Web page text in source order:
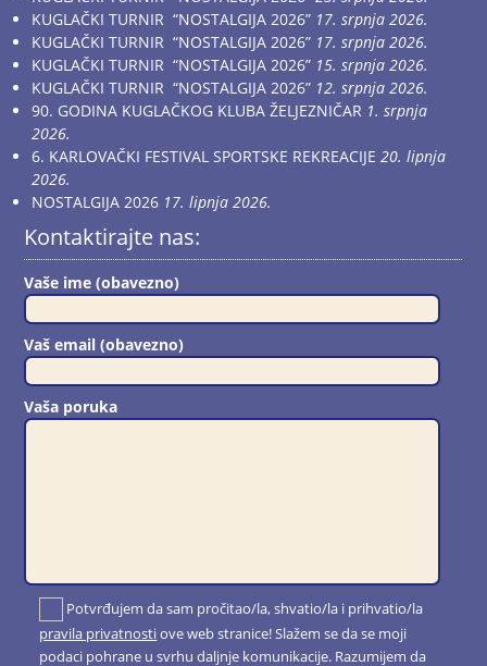
KUGLAČKI TURNIR “NOSTALGIJA 2026” 17. srpnja 2026.
KUGLAČKI TURNIR “NOSTALGIJA 2026” 17. srpnja 2026.
KUGLAČKI TURNIR “NOSTALGIJA 2026” 15. srpnja 2026.
KUGLAČKI TURNIR “NOSTALGIJA 2026” 12. srpnja 2026.
90. GODINA KUGLAČKOG KLUBA ŽELJEZNIČAR 1. srpnja
2026.
6. KARLOVAČKI FESTIVAL SPORTSKE REKREACIJE 20. lipnja
2026.
NOSTALGIJA 2026 17. lipnja 2026.
Kontaktirajte nas:
Vaše ime (obavezno)
Vaš email (obavezno)
Vaša poruka
Potvrđujem da sam pročitao/la, shvatio/la i prihvatio/la
pravila privatnostiove web stranice! Slažem se da se moji
podaci pohrane u svrhu daljnje komunikacije. Razumijem da